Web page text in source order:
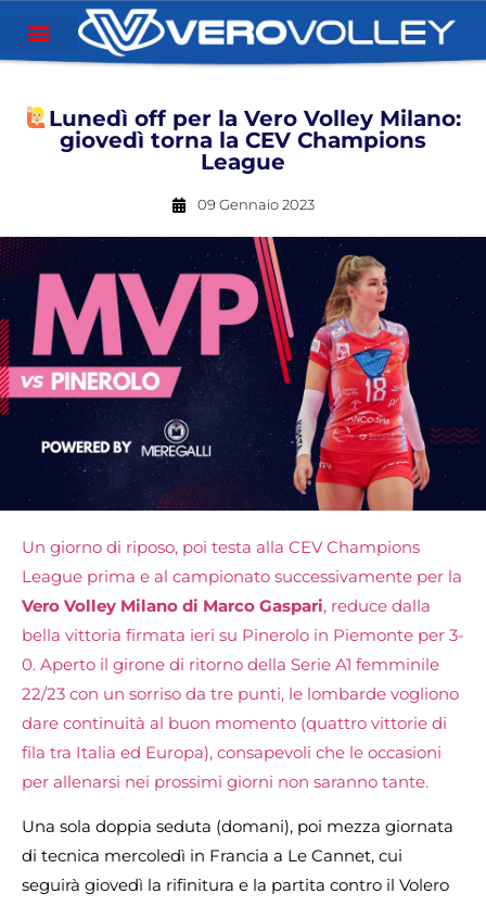
Lunedì off per la Vero Volley Milano:
giovedì torna la CEV Champions
League
09 Gennaio 2023
Un giorno di riposo, poi testa alla CEV Champions
League prima e al campionato successivamente per la
Vero Volley Milano di Marco Gaspari, reduce dalla
bella vittoria firmata ieri su Pinerolo in Piemonte per 3-
0. Aperto il girone di ritorno della Serie A1 femminile
22/23 con un sorriso da tre punti, le lombarde vogliono
dare continuità al buon momento (quattro vittorie di
fila tra Italia ed Europa), consapevoli che le occasioni
per allenarsi nei prossimi giorni non saranno tante.
Una sola doppia seduta (domani), poi mezza giornata
di tecnica mercoledì in Francia a Le Cannet, cui
seguirà giovedì la rifinitura e la partita contro il Volero